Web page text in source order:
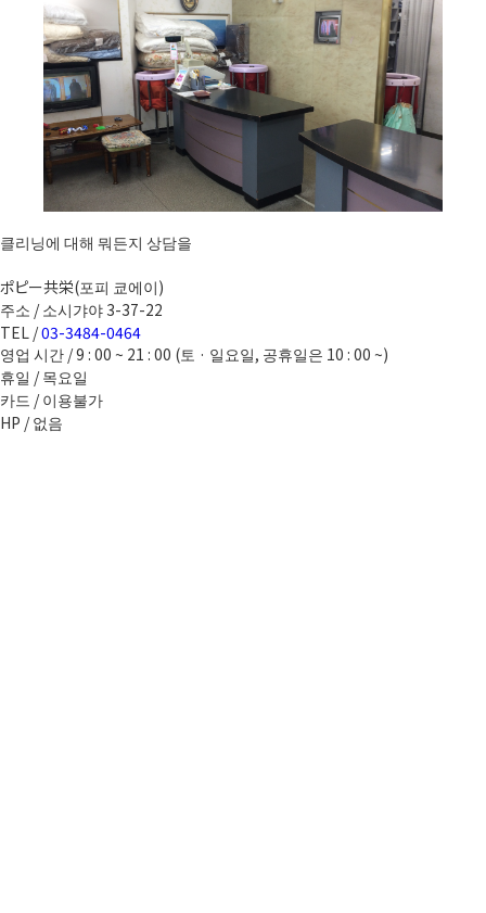
클리닝에 대해 뭐든지 상담을
ポピー共栄(포피 쿄에이)
주소 / 소시갸야 3-37-22
TEL /03-3484-0464
영업 시간 / 9 : 00 ~ 21 : 00 (토 · 일요일, 공휴일은 10 : 00 ~)
휴일 / 목요일
카드 / 이용불가
HP / 없음